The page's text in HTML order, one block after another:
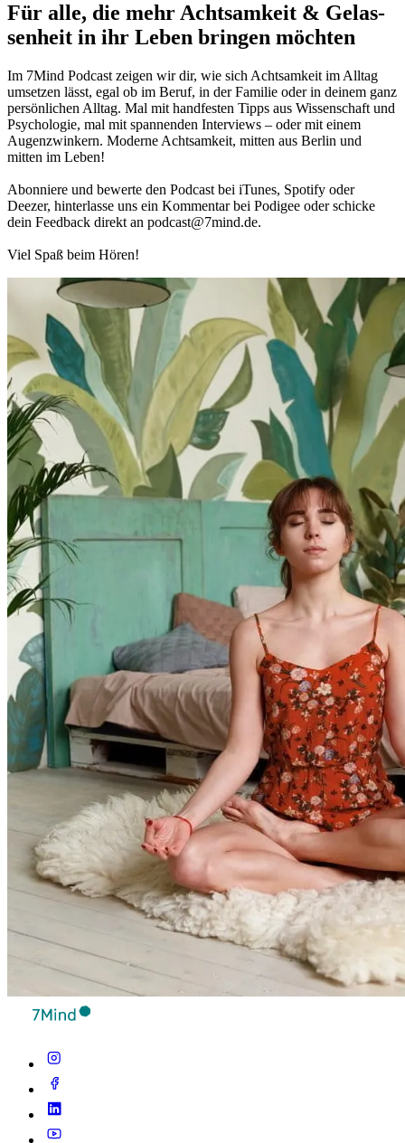
Für alle, die mehr Acht­sam­keit & Gelas­
sen­heit in ihr Leben brin­gen möch­ten
Im 7Mind Pod­cast zeigen wir dir, wie sich Acht­sam­keit im Alltag
umset­zen lässt, egal ob im Beruf, in der Fami­lie oder in deinem ganz
per­sön­li­chen Alltag. Mal mit hand­fes­ten Tipps aus Wis­sen­schaft und
Psy­cho­lo­gie, mal mit spannenden Interviews – oder mit einem
Augen­zwin­kern. Moderne Acht­sam­keit, mitten aus Berlin und
mitten im Leben!
Abon­niere und bewerte den Pod­cast bei iTunes, Spo­tify oder
Deezer, hin­ter­lasse uns ein Kom­men­tar bei Podigee oder schi­cke
dein Feed­back direkt an podcast@​7​mind.​de.
Viel Spaß beim Hören!